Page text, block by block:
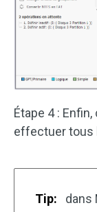
Étape 4 :
effectuer tous
Tip:
dans